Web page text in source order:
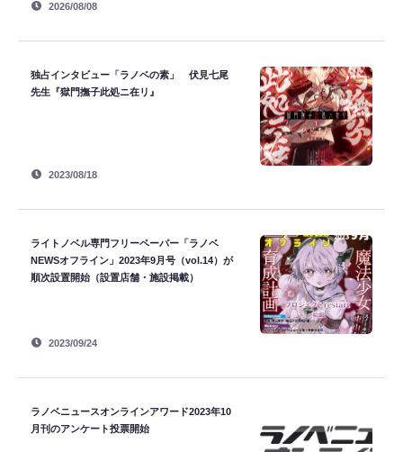
2026/08/08
独占インタビュー「ラノベの素」 伏見七尾
先生『獄門撫子此処ニ在リ』
2023/08/18
ライトノベル専門フリーペーパー「ラノベ
NEWSオフライン」2023年9月号（vol.14）が
順次設置開始（設置店舗・施設掲載）
2023/09/24
ラノベニュースオンラインアワード2023年10
月刊のアンケート投票開始